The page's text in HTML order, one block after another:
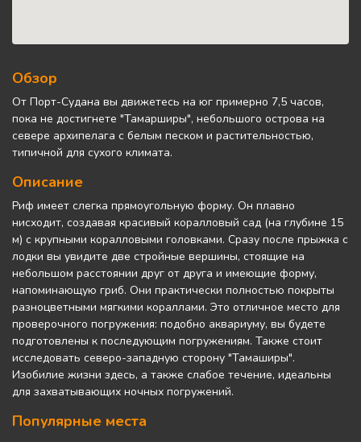
Обзор
От Порт-Судана вы движетесь на юг примерно 7,5 часов,
пока не достигнете "Тамарширы", небольшого острова на
севере архипелага с белым песком и растительностью,
типичной для сухого климата.
Описание
Риф имеет слегка прямоугольную форму. Он плавно
нисходит, создавая красивый коралловый сад (на глубине 15
м) с крупными коралловыми головками. Сразу после прыжка с
лодки вы увидите две стройные вершины, стоящие на
небольшом расстоянии друг от друга и имеющие форму,
напоминающую гриб. Они практически полностью покрыты
разноцветными мягкими кораллами. Это отличное место для
проверочного погружения: подобно аквариуму, вы будете
подготовлены к последующим погружениям. Также стоит
исследовать северо-западную сторону "Тамаширы".
Изобилие жизни здесь, а также слабое течение, идеальны
для захватывающих ночных погружений.
Популярные места